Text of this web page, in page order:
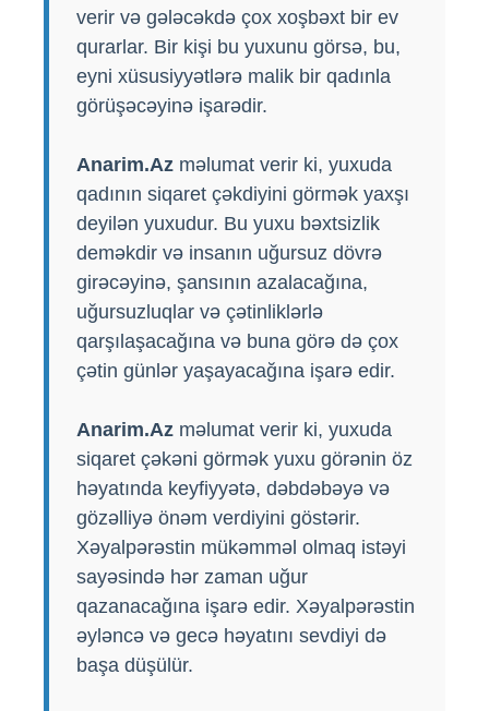
verir və gələcəkdə çox xoşbəxt bir ev
qurarlar. Bir kişi bu yuxunu görsə, bu,
eyni xüsusiyyətlərə malik bir qadınla
görüşəcəyinə işarədir.
Anarim.Az məlumat verir ki, yuxuda
qadının siqaret çəkdiyini görmək yaxşı
deyilən yuxudur. Bu yuxu bəxtsizlik
deməkdir və insanın uğursuz dövrə
girəcəyinə, şansının azalacağına,
uğursuzluqlar və çətinliklərlə
qarşılaşacağına və buna görə də çox
çətin günlər yaşayacağına işarə edir.
Anarim.Az məlumat verir ki, yuxuda
siqaret çəkəni görmək yuxu görənin öz
həyatında keyfiyyətə, dəbdəbəyə və
gözəlliyə önəm verdiyini göstərir.
Xəyalpərəstin mükəmməl olmaq istəyi
sayəsində hər zaman uğur
qazanacağına işarə edir. Xəyalpərəstin
əyləncə və gecə həyatını sevdiyi də
başa düşülür.